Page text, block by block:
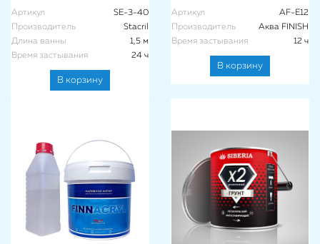
Артикул
SE-3-40
Производитель
Stacril
Длина ванны
1,5 м
Время застывания
24 ч
В корзину
Артикул
AF-E12
Производитель
Аква FINISH
Время застывания
12 ч
В корзину